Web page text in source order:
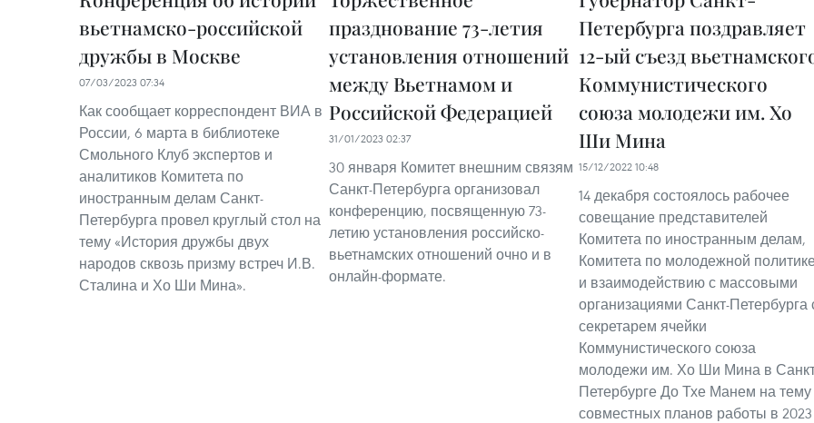
вьетнамско-российской
дружбы в Москве
07/03/2023 07:34
Как сообщает корреспондент ВИА в
России, 6 марта в библиотеке
Смольного Клуб экспертов и
аналитиков Комитета по
иностранным делам Санкт-
Петербурга провел круглый стол на
тему «История дружбы двух
народов сквозь призму встреч И.В.
Сталина и Хо Ши Мина».
празднование 73-летия
установления отношений
между Вьетнамом и
Российской Федерацией
31/01/2023 02:37
30 января Комитет внешним связям
Санкт-Петербурга организовал
конференцию, посвященную 73-
летию установления российско-
вьетнамских отношений очно и в
онлайн-формате.
Петербурга поздравляет
12-ый съезд
Коммунистического
союза молодежи им. Хо
Ши Мина
15/12/2022 10:48
14 декабря состоялось рабочее
совещание представителей
Комитета по иностранным делам,
Комитета по молодежной
и взаимодействию с массовыми
организациями Санкт-Петербурга
секретарем ячейки
Коммунистического союза
молодежи им. Хо Ши Мина в
Петербурге До Тхе Манем на тему
совместных планов работы в 2023